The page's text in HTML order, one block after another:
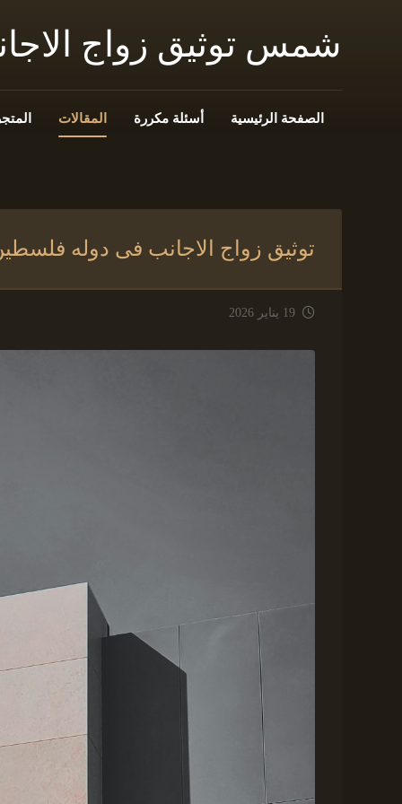
شمس توثيق زواج
الصفحة الرئيسية أسئلة مكررة المقالات
توثيق زواج الاجانب فى دوله
19 يناير 2026